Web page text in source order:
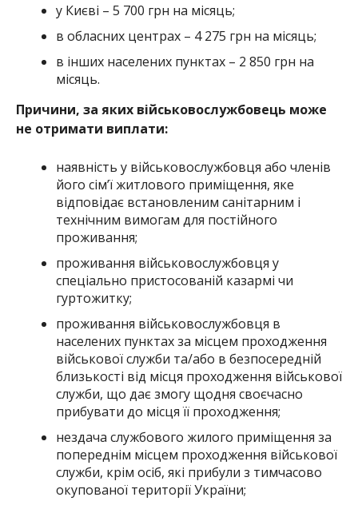
у Києві – 5 700 грн на місяць;
в обласних центрах – 4 275 грн на місяць;
в інших населених пунктах – 2 850 грн на
місяць.
Причини, за яких військовослужбовець може
не отримати виплати:
наявність у військовослужбовця або членів
його сім’ї житлового приміщення, яке
відповідає встановленим санітарним і
технічним вимогам для постійного
проживання;
проживання військовослужбовця у
спеціально пристосованій казармі чи
гуртожитку;
проживання військовослужбовця в
населених пунктах за місцем проходження
військової служби та/або в безпосередній
близькості від місця проходження військової
служби, що дає змогу щодня своєчасно
прибувати до місця її проходження;
нездача службового жилого приміщення за
попереднім місцем проходження військової
служби, крім осіб, які прибули з тимчасово
окупованої території України;